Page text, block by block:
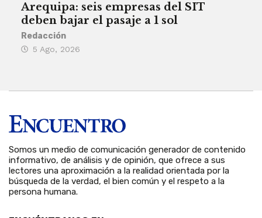
Arequipa: seis empresas del SIT
deben bajar el pasaje a 1 sol
Redacción
5 Ago, 2026
Somos un medio de comunicación generador de contenido
informativo, de análisis y de opinión, que ofrece a sus
lectores una aproximación a la realidad orientada por la
búsqueda de la verdad, el bien común y el respeto a la
persona humana.